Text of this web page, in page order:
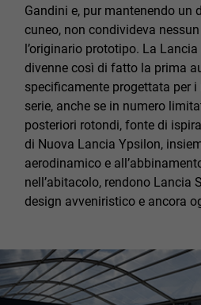
Gandini e, pur mantenendo un
cuneo, non condivideva
l’originario prototipo. La
divenne così di fatto la prima
specificamente progettata per
serie, anche se in numero
posteriori rotondi, fonte di
di Nuova Lancia Ypsilon,
aerodinamico e
nell’abitacolo, rendono Lancia
design avveniristico e ancora